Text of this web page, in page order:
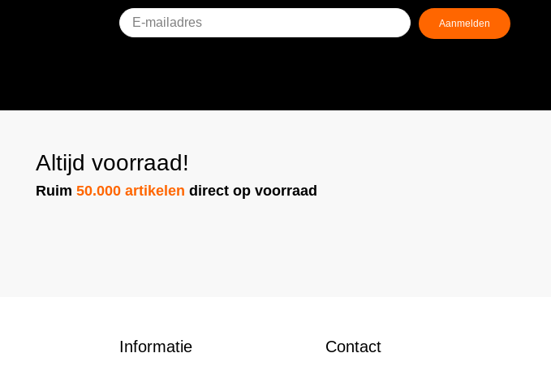
E-
mailadres(Vereist)
Aanmelden
Altijd voorraad!
Ruim50.000 artikelen direct op voorraad
Informatie Contact